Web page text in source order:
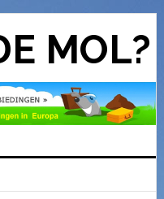
MOL?